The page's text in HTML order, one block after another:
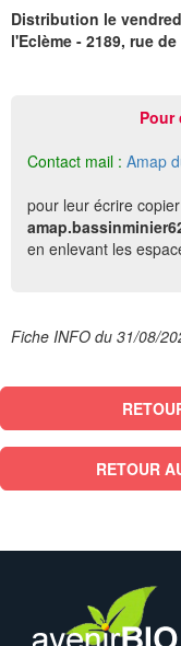
Distribution le
l'Eclème - 2189, rue
Pour
Contact mail : Amap
pour leur écrire
en enlevant les
Fiche INFO du 31/08/
RETOUR